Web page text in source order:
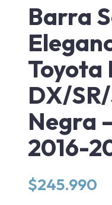
Barra
Toyota
DX/
Negra
2016-
$245.990